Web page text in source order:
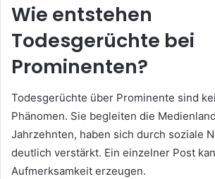
Wie entstehen
Todesgerüchte bei
Prominenten?
Todesgerüchte über Prominente sind
Phänomen. Sie begleiten die
Jahrzehnten, haben sich durch soziale
deutlich verstärkt. Ein einzelner Post
Aufmerksamkeit erzeugen.